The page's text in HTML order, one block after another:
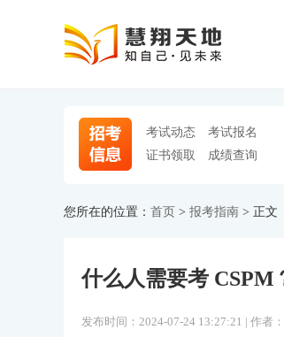
考试动态
考试报名
证书领取
成绩查询
您所在的位置： 首页 > 报考指南 > 正文
什么人需要考 CSPM
发布时间：2024-07-24 13:27:21 | 作者